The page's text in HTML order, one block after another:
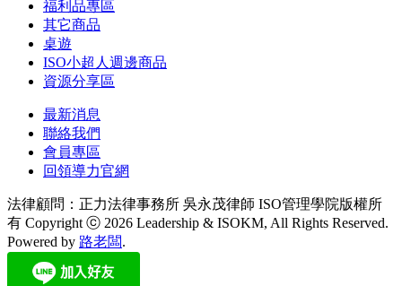
福利品專區
其它商品
桌遊
ISO小超人週邊商品
資源分享區
最新消息
聯絡我們
會員專區
回領導力官網
法律顧問：正力法律事務所 吳永茂律師 ISO管理學院版權所
有 Copyright ⓒ 2026 Leadership & ISOKM, All Rights Reserved.
Powered by 路老闆.